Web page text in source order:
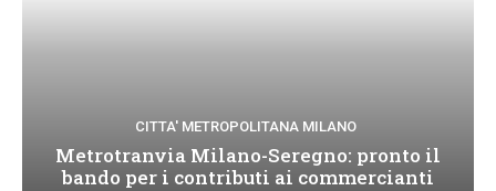
CITTA' METROPOLITANA MILANO
Metrotranvia Milano-Seregno: pronto il
bando per i contributi ai commercianti